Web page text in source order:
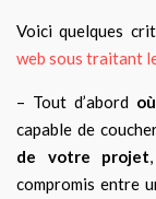
Voici quelques
web sous traitant
– Tout d’abord où
capable de
de votre projet
compromis entre